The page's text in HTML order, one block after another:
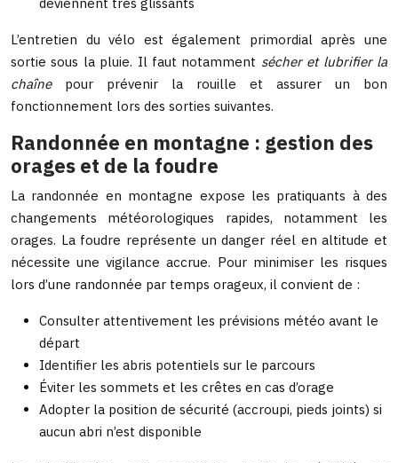
L’entretien du vélo est également primordial après une
sortie sous la pluie. Il faut notamment sécher et lubrifier la
chaîne pour prévenir la rouille et assurer un bon
fonctionnement lors des sorties suivantes.
Randonnée en montagne : gestion des
orages et de la foudre
La randonnée en montagne expose les pratiquants à des
changements météorologiques rapides, notamment les
orages. La foudre représente un danger réel en altitude et
nécessite une vigilance accrue. Pour minimiser les risques
lors d’une randonnée par temps orageux, il convient de :
Consulter attentivement les prévisions météo avant le
départ
Identifier les abris potentiels sur le parcours
Éviter les sommets et les crêtes en cas d’orage
Adopter la position de sécurité (accroupi, pieds joints) si
aucun abri n’est disponible